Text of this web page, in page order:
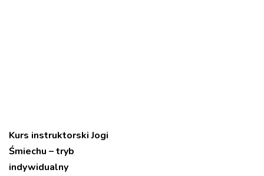
Kurs instruktorski Jogi
Śmiechu – tryb
indywidualny